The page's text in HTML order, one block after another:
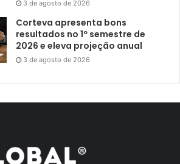
3 de agosto de 2026
Corteva apresenta bons
resultados no 1º semestre de
2026 e eleva projeção anual
3 de agosto de 2026